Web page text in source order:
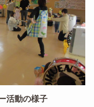
活動の様子